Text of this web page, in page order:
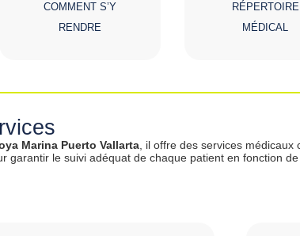
COMMENT S’Y
RENDRE
RÉPERTOIRE
MÉDICAL
Marina Puerto Vallarta, il offre des services médicaux
garantir le suivi adéquat de chaque patient en fonction